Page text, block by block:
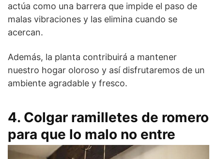
actúa como una barrera que impide el paso de
malas vibraciones y las elimina cuando se
acercan.
Además, la planta contribuirá a mantener
nuestro hogar oloroso y así disfrutaremos de un
ambiente agradable y fresco.
4. Colgar ramilletes de romero
para que lo malo no entre